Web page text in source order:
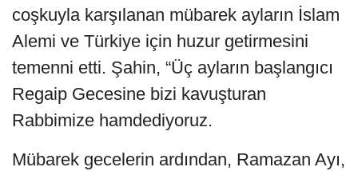
coşkuyla karşılanan mübarek ayların İslam
Alemi ve Türkiye için huzur getirmesini
temenni etti. Şahin, “Üç ayların başlangıcı
Regaip Gecesine bizi kavuşturan
Rabbimize hamdediyoruz.
Mübarek gecelerin ardından, Ramazan Ayı,